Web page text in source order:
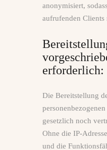
anonymisiert,
aufrufenden
erforderlich:
Die Bereitstellung
gesetzlich noch
Ohne die IP-
und die